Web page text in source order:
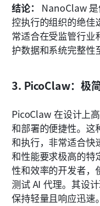
结论： NanoClaw
控执行的组织的绝佳
常适合在受监管行业
护数据和系统完整性
3. PicoClaw：极
PicoClaw 在设计上
和部署的便捷性。这
和执行，非常适合快
和性能要求极高的特
性和效率的开发者，
测试 AI 代理。其设
保持轻量且响应迅速。